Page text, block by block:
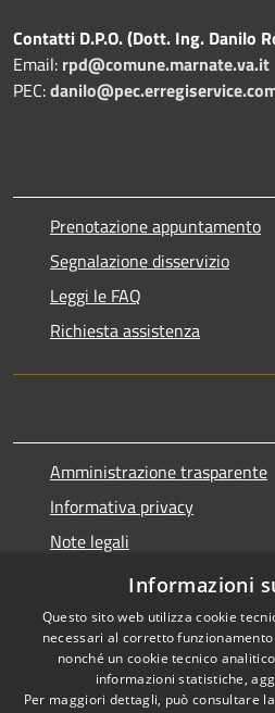
Contatti D.P.O. (Dott. Ing. Danilo
Email: rpd@comune.marnate.va.it
PEC:
Prenotazione appuntamento
Segnalazione disservizio
Leggi le FAQ
Richiesta assistenza
Amministrazione trasparente
Informativa privacy
Note legali
Dichiarazione di accessibilità
Informazioni
Questo sito web utilizza cookie
necessari al corretto
nonché un cookie tecnico
informazioni statistiche,
Per maggiori dettagli, può consultare